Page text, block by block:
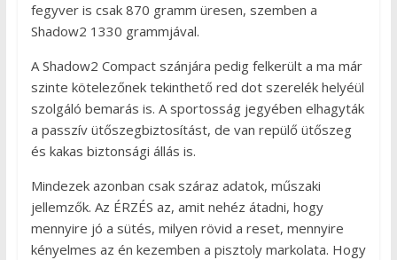
fegyver is csak 870 gramm üresen, szemben a
Shadow2 1330 grammjával.
A Shadow2 Compact szánjára pedig felkerült a ma már
szinte kötelezőnek tekinthető red dot szerelék helyéül
szolgáló bemarás is. A sportosság jegyében elhagyták
a passzív ütőszegbiztosítást, de van repülő ütőszeg
és kakas biztonsági állás is.
Mindezek azonban csak száraz adatok, műszaki
jellemzők. Az ÉRZÉS az, amit nehéz átadni, hogy
mennyire jó a sütés, milyen rövid a reset, mennyire
kényelmes az én kezemben a pisztoly markolata. Hogy